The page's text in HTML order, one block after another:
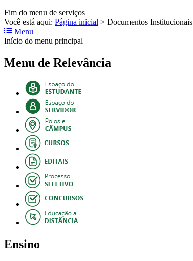
Fim do menu de serviços
Você está aqui: Página inicial > Documentos Institucionais
Menu
Início do menu principal
Menu de Relevância
Ensino